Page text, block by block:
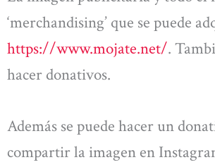
‘merchandising’ que se puede
https://www.mojate.net/.
hacer donativos.
Además se puede hacer un
compartir la imagen en